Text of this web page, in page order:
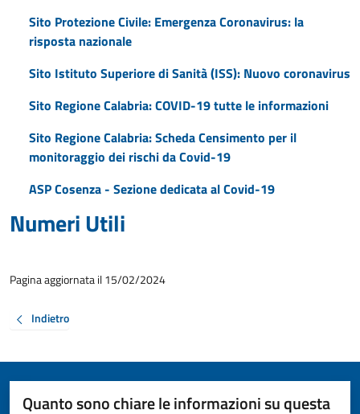
Sito Protezione Civile: Emergenza Coronavirus: la
risposta nazionale
Sito Istituto Superiore di Sanità (ISS): Nuovo coronavirus
Sito Regione Calabria: COVID-19 tutte le informazioni
Sito Regione Calabria: Scheda Censimento per il
monitoraggio dei rischi da Covid-19
ASP Cosenza - Sezione dedicata al Covid-19
Numeri Utili
Pagina aggiornata il 15/02/2024
Indietro
Quanto sono chiare le informazioni su questa